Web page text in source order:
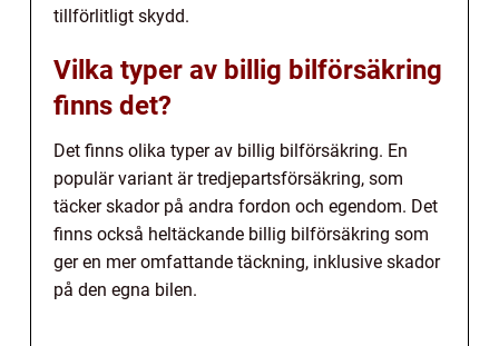
tillförlitligt skydd.
Vilka typer av billig bilförsäkring
finns det?
Det finns olika typer av billig bilförsäkring. En
populär variant är tredjepartsförsäkring, som
täcker skador på andra fordon och egendom. Det
finns också heltäckande billig bilförsäkring som
ger en mer omfattande täckning, inklusive skador
på den egna bilen.